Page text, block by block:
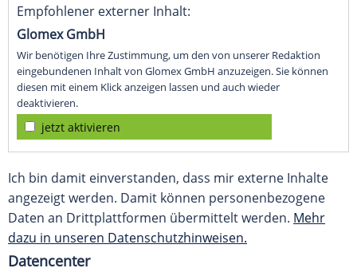
Empfohlener externer Inhalt:
Glomex GmbH
Wir benötigen Ihre Zustimmung, um den von unserer Redaktion
eingebundenen Inhalt von Glomex GmbH anzuzeigen. Sie können
diesen mit einem Klick anzeigen lassen und auch wieder
deaktivieren.
jetzt aktivieren
Ich bin damit einverstanden, dass mir externe Inhalte
angezeigt werden. Damit können personenbezogene
Daten an Drittplattformen übermittelt werden. Mehr
dazu in unseren Datenschutzhinweisen.
Datencenter